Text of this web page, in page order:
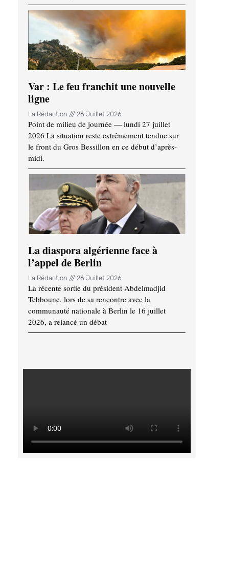
Var : Le feu franchit une nouvelle
ligne
La Rédaction 26 Juillet 2026
Point de milieu de journée — lundi 27 juillet
2026 La situation reste extrêmement tendue sur
le front du Gros Bessillon en ce début d’après-
midi.
La diaspora algérienne face à
l’appel de Berlin
La Rédaction 26 Juillet 2026
La récente sortie du président Abdelmadjid
Tebboune, lors de sa rencontre avec la
communauté nationale à Berlin le 16 juillet
2026, a relancé un débat